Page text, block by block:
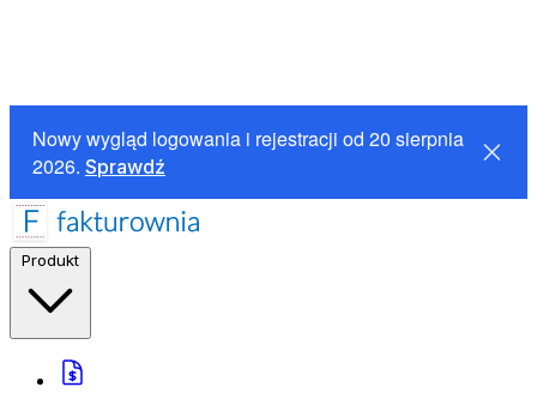
Nowy wygląd logowania i rejestracji od 20 sierpnia
2026. Sprawdź